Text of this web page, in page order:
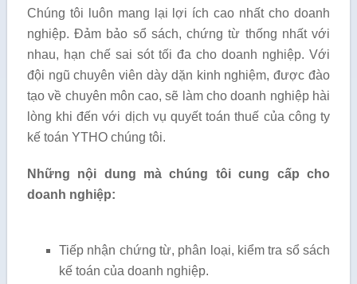
Chúng tôi luôn mang lại lợi ích cao nhất cho doanh
nghiệp. Đảm bảo sổ sách, chứng từ thống nhất với
nhau, hạn chế sai sót tối đa cho doanh nghiệp. Với
đội ngũ chuyên viên dày dặn kinh nghiệm, được đào
tạo về chuyên môn cao, sẽ làm cho doanh nghiệp hài
lòng khi đến với dịch vụ quyết toán thuế của công ty
kế toán YTHO chúng tôi.
Những nội dung mà chúng tôi cung cấp cho
doanh nghiệp:
Tiếp nhận chứng từ, phân loại, kiểm tra sổ sách
kế toán của doanh nghiệp.